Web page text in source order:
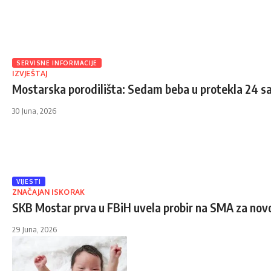
SERVISNE INFORMACIJE
IZVJEŠTAJ
Mostarska porodilišta: Sedam beba u protekla 24
30 Juna, 2026
VIJESTI
ZNAČAJAN ISKORAK
SKB Mostar prva u FBiH uvela probir na SMA za
29 Juna, 2026